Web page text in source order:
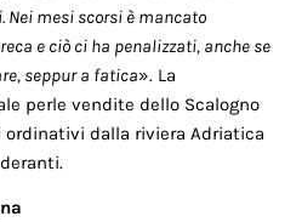
Nei mesi scorsi è mancato
e ciò ci ha penalizzati, anche se
seppur a fatica». La
perle vendite dello Scalogno
ordinativi dalla riviera Adriatica